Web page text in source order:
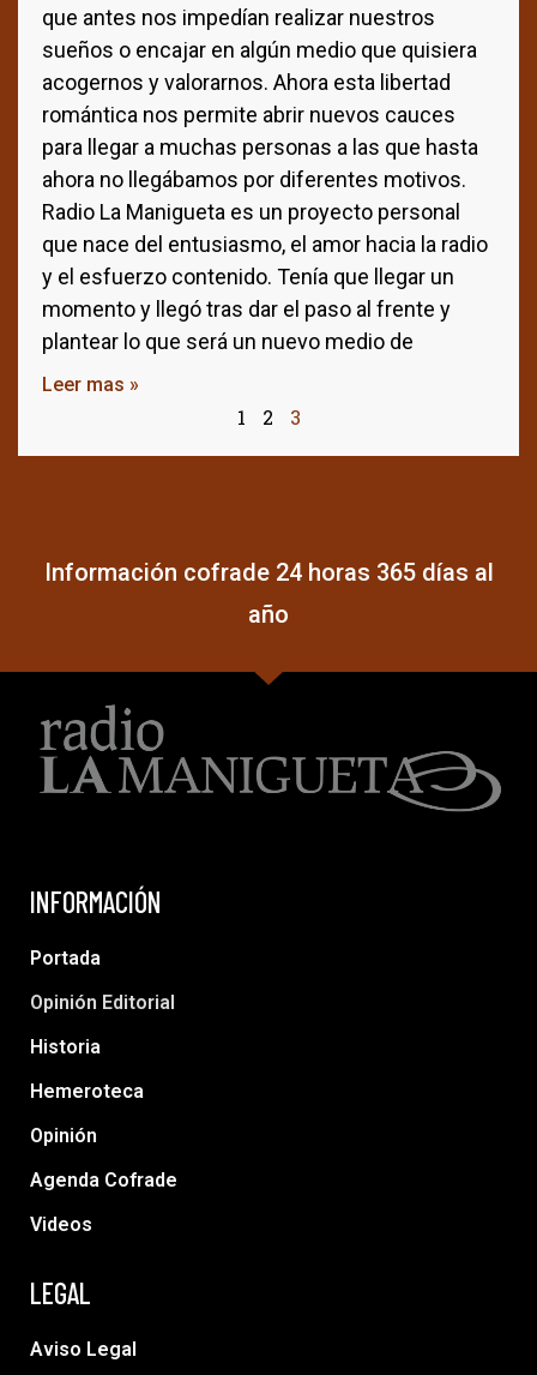
que antes nos impedían realizar nuestros
sueños o encajar en algún medio que quisiera
acogernos y valorarnos. Ahora esta libertad
romántica nos permite abrir nuevos cauces
para llegar a muchas personas a las que hasta
ahora no llegábamos por diferentes motivos.
Radio La Manigueta es un proyecto personal
que nace del entusiasmo, el amor hacia la radio
y el esfuerzo contenido. Tenía que llegar un
momento y llegó tras dar el paso al frente y
plantear lo que será un nuevo medio de
Leer mas »
1 2 3
Información cofrade 24 horas 365 días al
año
INFORMACIÓN
Portada
Opinión Editorial
Historia
Hemeroteca
Opinión
Agenda Cofrade
Videos
LEGAL
Aviso Legal